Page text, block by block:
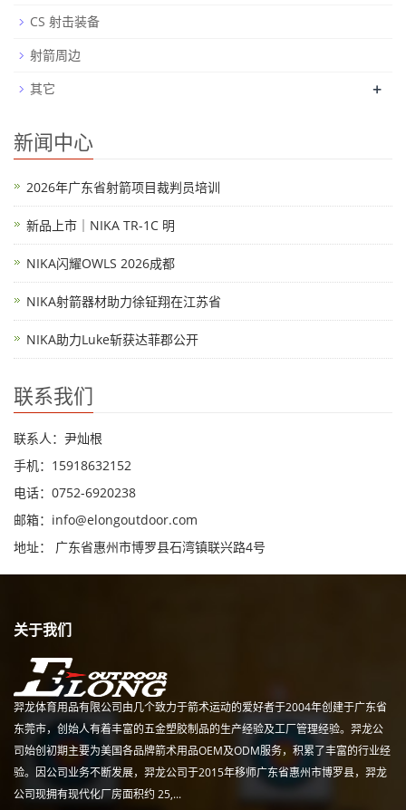
CS 射击装备
射箭周边
其它
+
新闻中心
2026年广东省射箭项目裁判员培训
新品上市｜NIKA TR-1C 明
NIKA闪耀OWLS 2026成都
NIKA射箭器材助力徐钲翔在江苏省
NIKA助力Luke斩获达菲郡公开
联系我们
联系人：尹灿根
手机：15918632152
电话：0752-6920238
邮箱： info@elongoutdoor.com
地址： 广东省惠州市博罗县石湾镇联兴路4号
关于我们
羿龙体育用品有限公司由几个致力于箭术运动的爱好者于2004年创建于广东省
东莞市，创始人有着丰富的五金塑胶制品的生产经验及工厂管理经验。羿龙公
司始创初期主要为美国各品牌箭术用品OEM及ODM服务，积累了丰富的行业经
验。因公司业务不断发展，羿龙公司于2015年移师广东省惠州市博罗县，羿龙
公司现拥有现代化厂房面积约 25,...